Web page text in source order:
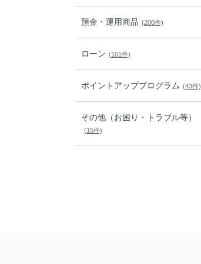
預金・運用商品 (200件)
ローン (101件)
ポイントアッププログラム (43件)
その他（お困り・トラブル等）
(15件)